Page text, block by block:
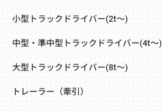
小型トラックドライバー(2t～)
中型・準中型トラックドライバー(4t～)
大型トラックドライバー(8t～)
トレーラー（牽引）